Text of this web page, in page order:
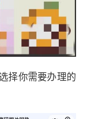
择你需要办理的